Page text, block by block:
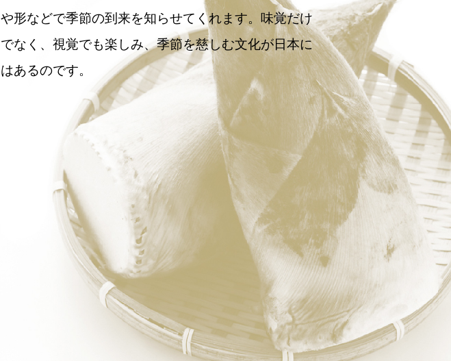
や形などで季節の到来を知らせてくれます。味覚だけ
でなく、視覚でも楽しみ、季節を慈しむ文化が日本に
はあるのです。